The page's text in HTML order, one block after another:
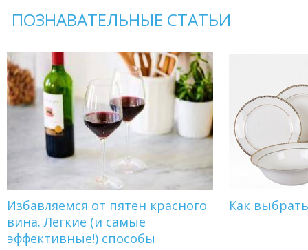
ПОЗНАВАТЕЛЬНЫЕ СТАТЬИ
Избавляемся от пятен красного
вина. Легкие (и самые
эффективные!) способы
Как